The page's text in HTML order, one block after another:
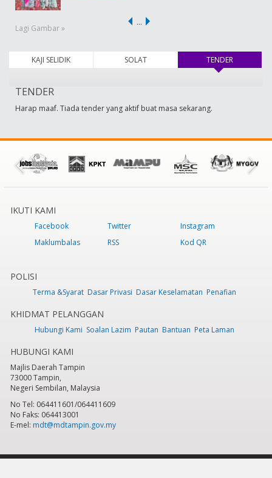
Lagi Gambar »
…
KAJI SELIDIK SOLAT TENDER
TENDER
Harap maaf. Tiada tender yang aktif buat masa sekarang.
IKUTI KAMI
Facebook Twitter
Instagram
Maklumbalas
RSS Kod QR
POLISI
Terma &Syarat Dasar Privasi Dasar Keselamatan Penafian
KHIDMAT PELANGGAN
Hubungi Kami Soalan Lazim Pautan Bantuan Peta Laman
HUBUNGI KAMI
Majlis Daerah Tampin
73000 Tampin,
Negeri Sembilan, Malaysia
No Tel: 064411601/064411609
No Faks: 064413001
E-mel: mdt@mdtampin.gov.my